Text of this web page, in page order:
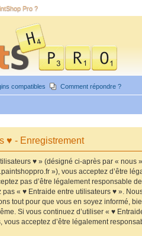
Pro ?
compatibles Comment répondre ?
♥ - Enregistrement
♥ » (désigné ci-après par « nous
»), vous acceptez d’être
pas d’être légalement responsable
pas « ♥ Entraide entre utilisateurs ♥ ».
tout pour que vous en soyez informé,
Si vous continuez d’utiliser « ♥
vous acceptez d’être légalement